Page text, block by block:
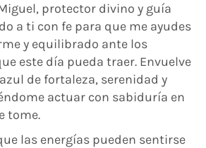
protector divino y guía
a ti con fe para que me ayudes
y equilibrado ante los
este día pueda traer. Envuelve
de fortaleza, serenidad y
actuar con sabiduría en
tome.
las energías pueden sentirse